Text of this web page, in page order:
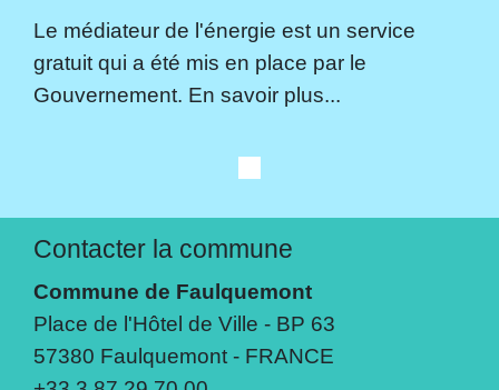
Le médiateur de l'énergie est un service
gratuit qui a été mis en place par le
Gouvernement. En savoir plus...
Contacter la commune
Commune de Faulquemont
Place de l'Hôtel de Ville - BP 63
57380 Faulquemont - FRANCE